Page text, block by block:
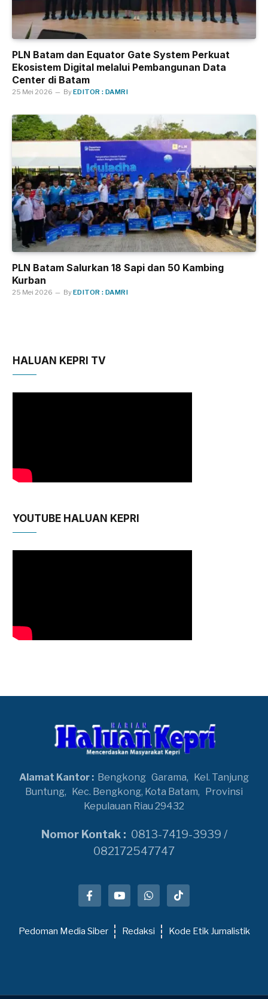
PLN Batam dan Equator Gate System Perkuat
Ekosistem Digital melalui Pembangunan Data
Center di Batam
25 Mei 2026 ByEDITOR : DAMRI
PLN Batam Salurkan 18 Sapi dan 50 Kambing
Kurban
25 Mei 2026 ByEDITOR : DAMRI
HALUAN KEPRI TV
YOUTUBE HALUAN KEPRI
Alamat Kantor : Bengkong Garama, Kel. Tanjung
Buntung, Kec. Bengkong, Kota Batam, Provinsi
Kepulauan Riau 29432
Nomor Kontak : 0813-7419-3939 /
082172547747
Pedoman Media Siber Redaksi Kode Etik Jurnalistik